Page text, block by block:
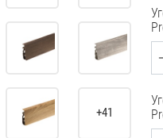
+41